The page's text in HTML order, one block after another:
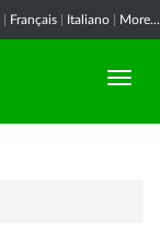
Français Italiano More...